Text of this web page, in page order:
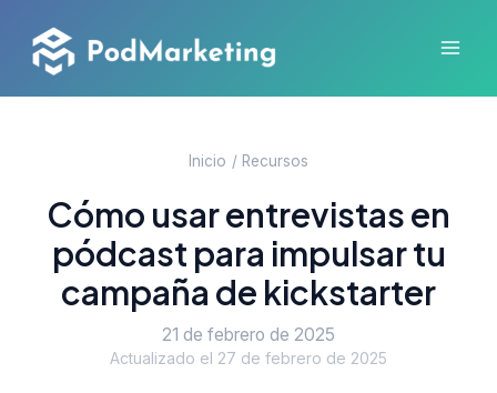
contenido
Inicio Recursos
Cómo usar entrevistas en
pódcast para impulsar tu
campaña de kickstarter
21 de febrero de 2025
Actualizado el 27 de febrero de 2025